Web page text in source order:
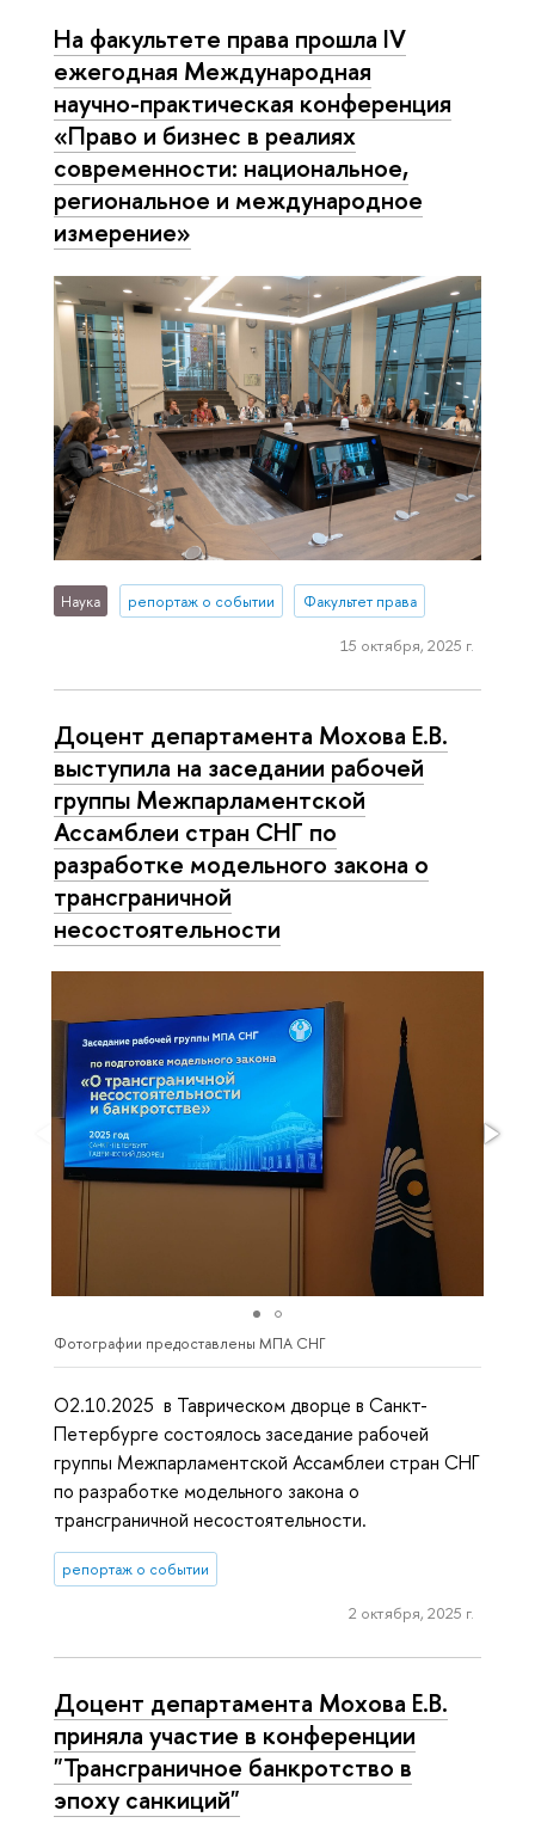
На факультете права прошла IV
ежегодная Международная
научно-практическая конференция
«Право и бизнес в реалиях
современности: национальное,
региональное и международное
измерение»
Наука репортаж о событии Факультет права
15 октября, 2025 г.
Доцент департамента Мохова Е.В.
выступила на заседании рабочей
группы Межпарламентской
Ассамблеи стран СНГ по
разработке модельного закона о
трансграничной
несостоятельности
Фотографии предоставлены МПА СНГ
О2.10.2025 в Таврическом дворце в Санкт-
Петербурге состоялось заседание рабочей
группы Межпарламентской Ассамблеи стран СНГ
по разработке модельного закона о
трансграничной несостоятельности.
репортаж о событии
2 октября, 2025 г.
Доцент департамента Мохова Е.В.
приняла участие в конференции
"Трансграничное банкротство в
эпоху санкиций"